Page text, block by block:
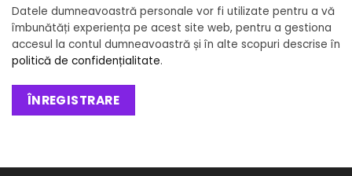
Datele dumneavoastră personale vor fi utilizate pentru a vă
îmbunătăți experiența pe acest site web, pentru a gestiona
accesul la contul dumneavoastră și în alte scopuri descrise în
politică de confidențialitate.
ÎNREGISTRARE